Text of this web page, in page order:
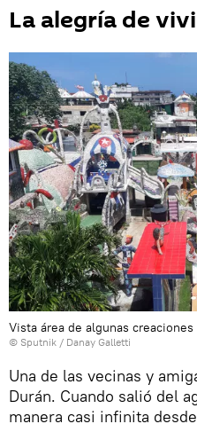
La alegría de
Vista área de algunas
© Sputnik / Danay Galletti
Una de las vecinas y
Durán. Cuando salió del
manera casi infinita